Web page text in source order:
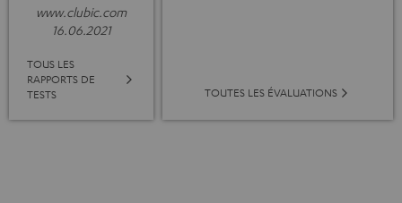
www.clubic.com
16.06.2021
TOUS LES
RAPPORTS DE
TESTS
TOUTES LES ÉVALUATIONS